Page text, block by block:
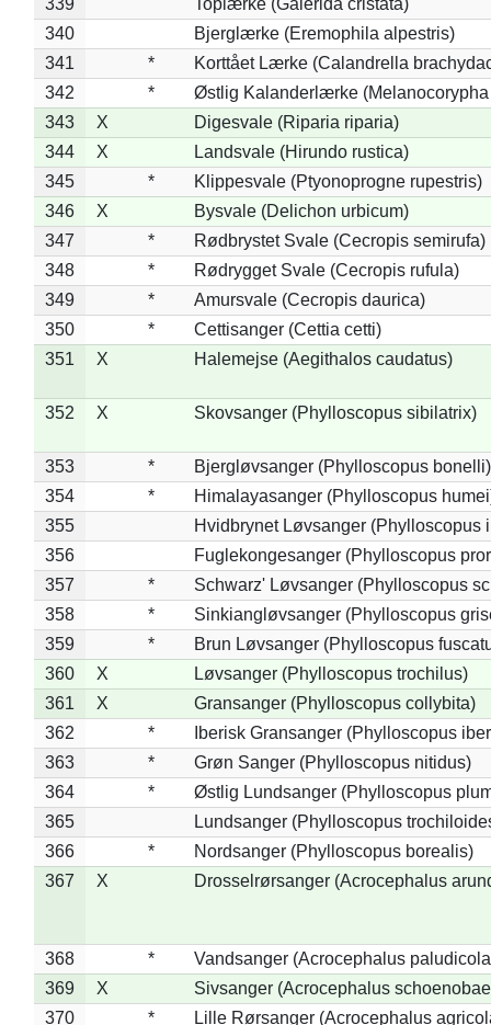
340
Bjerglærke (Eremophila alpestris)
341
*
Korttået Lærke (Calandrella
342
*
Østlig Kalanderlærke (Melanocorypha
343
X
Digesvale (Riparia riparia)
344
X
Landsvale (Hirundo rustica)
345
*
Klippesvale (Ptyonoprogne rupestris)
346
X
Bysvale (Delichon urbicum)
347
*
Rødbrystet Svale (Cecropis semirufa)
348
*
Rødrygget Svale (Cecropis rufula)
349
*
Amursvale (Cecropis daurica)
350
*
Cettisanger (Cettia cetti)
351
X Halemejse (Aegithalos caudatus)
352 X Skovsanger (Phylloscopus sibilatrix)
353 *
Bjergløvsanger (Phylloscopus bonelli)
354
*
Himalayasanger (Phylloscopus
355
Hvidbrynet Løvsanger (Phylloscopus
356
Fuglekongesanger (Phylloscopus
357
*
Schwarz' Løvsanger (Phylloscopus
358
*
Sinkiangløvsanger (Phylloscopus
359
*
Brun Løvsanger (Phylloscopus
360
X
Løvsanger (Phylloscopus trochilus)
361
X
Gransanger (Phylloscopus collybita)
362
*
Iberisk Gransanger (Phylloscopus
363
*
Grøn Sanger (Phylloscopus nitidus)
364
*
Østlig Lundsanger (Phylloscopus
365
Lundsanger (Phylloscopus
366
*
Nordsanger (Phylloscopus borealis)
367
X Drosselrørsanger (Acrocephalus
368 *
Vandsanger (Acrocephalus
369
X
Sivsanger (Acrocephalus
370
*
Lille Rørsanger (Acrocephalus